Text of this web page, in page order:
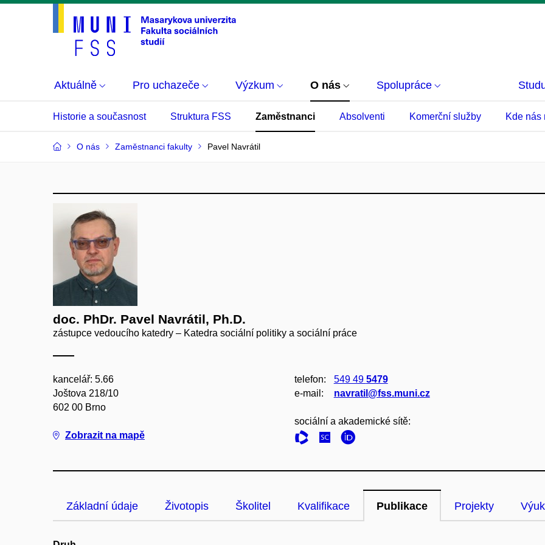
Aktuálně Pro uchazeče Výzkum O nás Spolupráce
Historie a současnost Struktura FSS Zaměstnanci Absolventi Komerční služby Kde nás
O nás Zaměstnanci fakulty Pavel Navrátil
doc. PhDr. Pavel Navrátil, Ph.D.
zástupce vedoucího katedry – Katedra sociální politiky a sociální práce
kancelář: 5.66
Joštova 218/10
602 00 Brno
Zobrazit na mapě
telefon: 549 49 5479
e‑mail:
navratil@fss.muni.cz
sociální a akademické sítě:
Základní údaje Životopis Školitel Kvalifikace Publikace Projekty